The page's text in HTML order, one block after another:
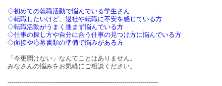
◇初めての就職活動で悩んでいる学生さん
◇転職したいけど、退社や転職に不安を感じている方
◇転職活動がうまく進まず悩んでいる方
◇仕事の探し方や自分に合う仕事の見つけ方に悩んでいる方
◇面接や応募書類の準備で悩みがある方
「今更聞けない」なんてことはありません。
みなさんの悩みをお気軽にご相談ください。
----------------------------------------------------------------------------